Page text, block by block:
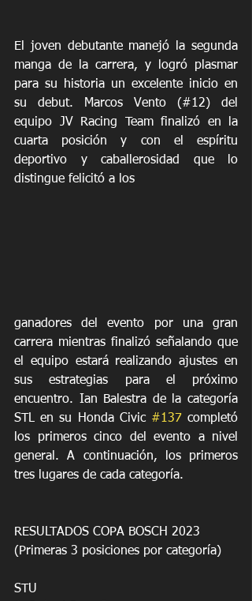
El joven debutante manejó la segunda
manga de la carrera, y logró plasmar
para su historia un excelente inicio en
su debut. Marcos Vento (#12) del
equipo JV Racing Team finalizó en la
cuarta posición y con el espíritu
deportivo y caballerosidad que lo
distingue felicitó a los
ganadores del evento por una gran
carrera mientras finalizó señalando que
el equipo estará realizando ajustes en
sus estrategias para el próximo
encuentro. Ian Balestra de la categoría
STL en su Honda Civic #137 completó
los primeros cinco del evento a nivel
general. A continuación, los primeros
tres lugares de cada categoría.
RESULTADOS COPA BOSCH 2023
(Primeras 3 posiciones por categoría)
STU